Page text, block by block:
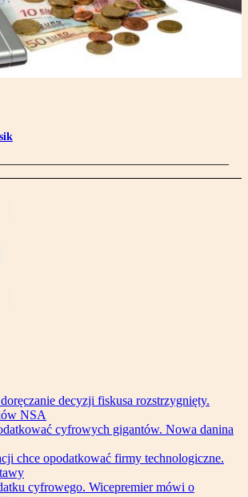
decyzji fiskusa rozstrzygnięty.
NSA
cyfrowych gigantów. Nowa danina
chce opodatkować firmy technologiczne.
cyfrowego. Wicepremier mówi o